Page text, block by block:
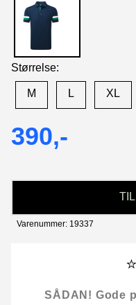
Størrelse:
M L XL
390,-
Varenummer: 19337
SÅDAN! Gode